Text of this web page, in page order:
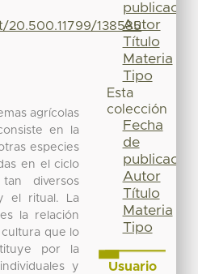
20.500.11799/138585
agrícolas
en la
especies
en el ciclo
diversos
el ritual. La
la relación
que lo
por la
y
publicación
Autor
Título
Materia
Tipo
Esta
colección
Fecha
de
publicación
Autor
Título
Materia
Tipo
Usuario